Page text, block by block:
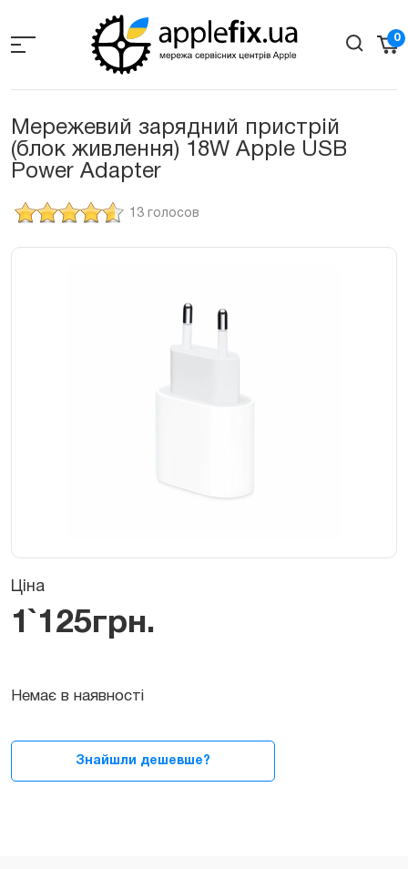
the
0
Мережевий зарядний пристрій
(блок живлення) 18W Apple USB
Power Adapter
13 голосов
Ціна
1`125грн.
Немає в наявності
Знайшли дешевше?